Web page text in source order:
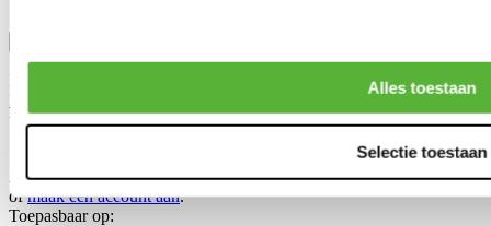
Alles toestaan
Selectie toestaan
Dit formulier wordt beschermd door reCAPTCHA - het
Privacybeleid van Google
zijn van
toepassing.
Alleen geregistreerde gebruikers kunnen reviews schrijven.Log in
ofmaak een account aan.
Toepasbaar op: